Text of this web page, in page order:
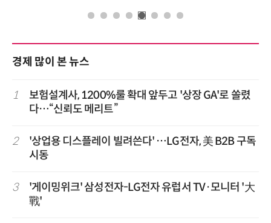
경제 많이 본 뉴스
1
보험설계사, 1200%룰 확대 앞두고 '상장 GA'로 쏠렸
다…“신뢰도 메리트”
2
'상업용 디스플레이 빌려쓴다' …LG전자, 美 B2B 구독
시동
3
'게이밍위크' 삼성전자-LG전자 유럽서 TV·모니터 '大
戰'